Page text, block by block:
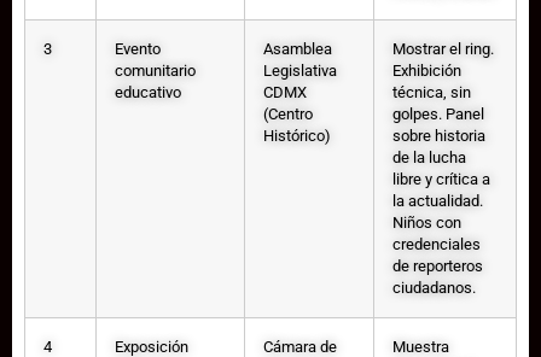
3
Evento
comunitario
educativo
Asamblea
Legislativa
CDMX
(Centro
Histórico)
Mostrar el ring.
Exhibición
técnica, sin
golpes. Panel
sobre historia
de la lucha
libre y crítica a
la actualidad.
Niños con
credenciales
de reporteros
ciudadanos.
4
Exposición
Cámara de
Muestra